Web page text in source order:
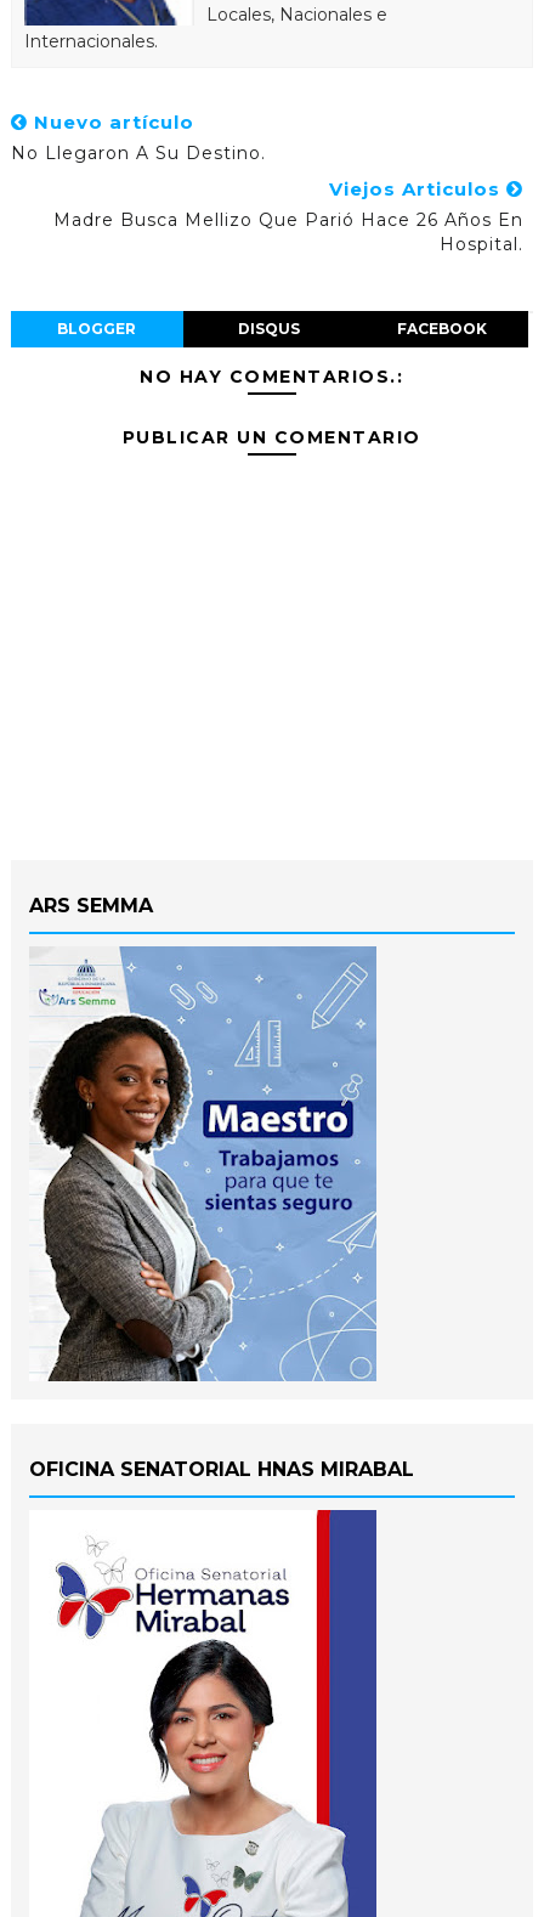
Locales, Nacionales e
Internacionales.
Nuevo artículo
No Llegaron A Su Destino.
Viejos Articulos
Madre Busca Mellizo Que Parió Hace 26 Años En
Hospital.
BLOGGER DISQUS FACEBOOK
NO HAY COMENTARIOS.:
PUBLICAR UN COMENTARIO
ARS SEMMA
OFICINA SENATORIAL HNAS MIRABAL